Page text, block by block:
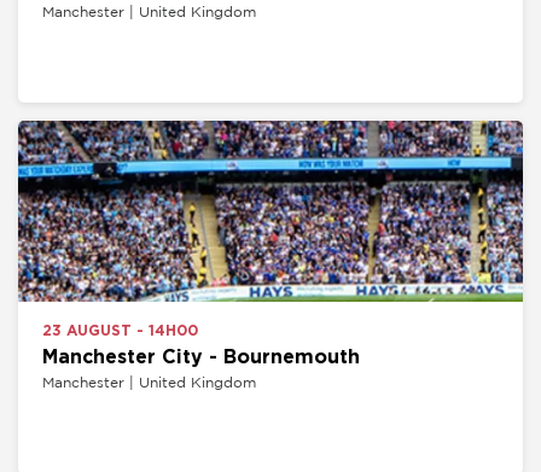
Manchester | United Kingdom
23 AUGUST - 14H00
Manchester City - Bournemouth
Manchester | United Kingdom